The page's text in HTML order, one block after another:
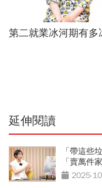
第二就業冰河期有多
延伸閱讀
「帶這些
「賣萬件
務自由？
2025-